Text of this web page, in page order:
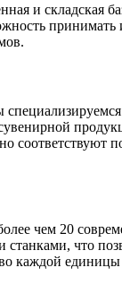
и складская
соответствуют
чем 20
что
каждой